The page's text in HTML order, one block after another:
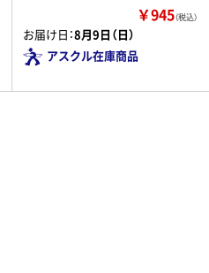
￥945（税込）
お届け日：8月9日（日）
アスクル在庫商品